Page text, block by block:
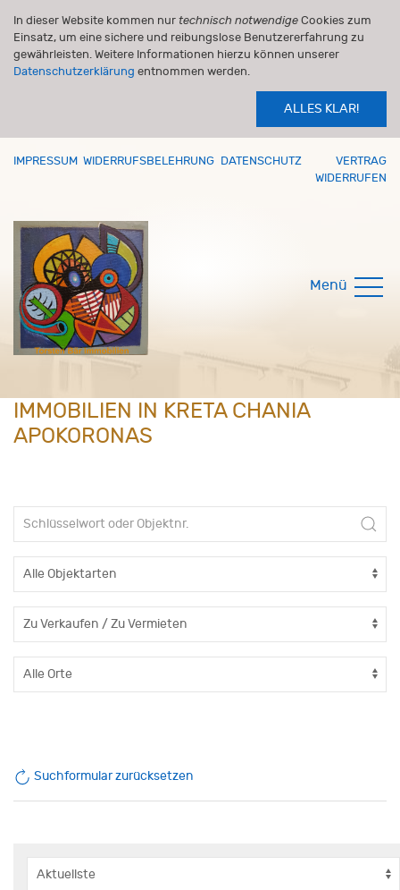
In dieser Website kommen nur technisch notwendige Cookies zum
Einsatz, um eine sichere und reibungslose Benutzererfahrung zu
gewährleisten. Weitere Informationen hierzu können unserer
Datenschutzerklärung entnommen werden.
ALLES KLAR!
IMPRESSUM WIDERRUFSBELEHRUNG DATENSCHUTZ
VERTRAG
WIDERRUFEN
Menü
IMMOBILIEN IN KRETA CHANIA
APOKORONAS
Suchformular zurücksetzen